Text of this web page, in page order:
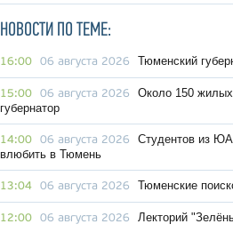
НОВОСТИ ПО ТЕМЕ:
16:00 06 августа 2026 Тюменский
15:00 06 августа 2026
Около 150
губернатор
14:00 06 августа 2026
Студентов из
влюбить в Тюмень
13:04 06 августа 2026 Тюменские
12:00 06 августа 2026 Лекторий